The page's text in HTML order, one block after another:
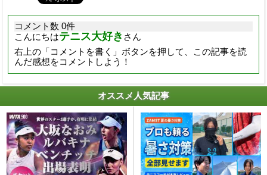
コメント数 0件
こんにちはテニス大好き さん
右上の「コメントを書く」ボタンを押して、この記事を読
んだ感想をコメントしよう！
オススメ人気記事